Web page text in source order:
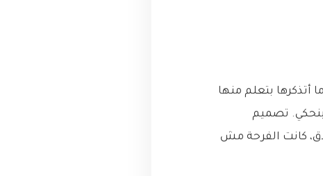
بتعلم منها
بنحكي. تصميم
كانت الفرحة مش